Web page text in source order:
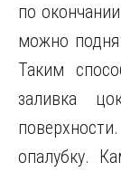
по
можно
Таким
заливка
опалубку.